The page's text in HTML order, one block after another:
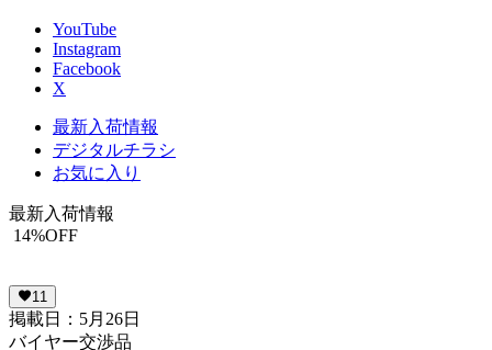
YouTube
Instagram
Facebook
X
最新入荷情報
デジタルチラシ
お気に入り
最新入荷情報
14%OFF
11
掲載日：5月26日
バイヤー交渉品